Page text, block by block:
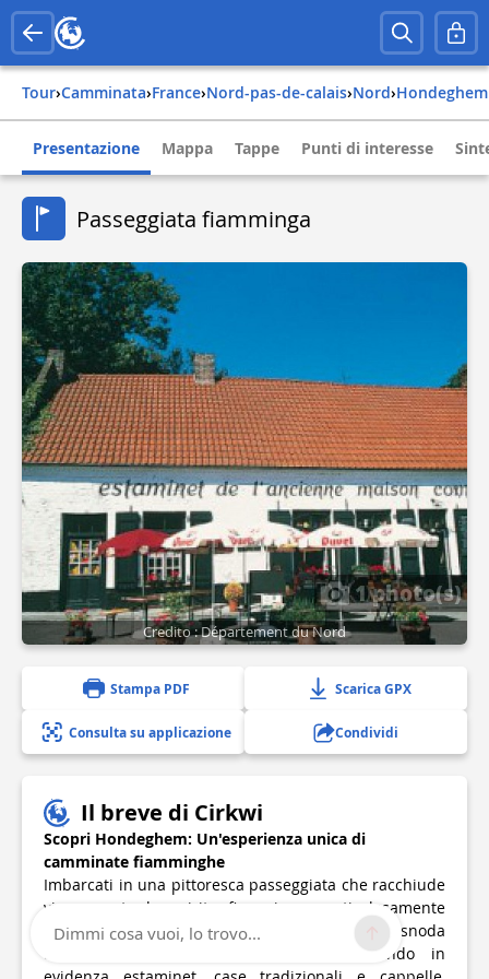
Tour› Camminata› france› nord-pas-de-calais› nord› hondeghem
Presentazione Mappa Tappe Punti di interesse
Passeggiata fiamminga
1 photo(s)
Credito : Département du Nord
Stampa PDF Scarica GPX
Consulta su applicazione Condividi
Il breve di Cirkwi
Scopri Hondeghem: Un'esperienza unica di
camminate fiamminghe
Imbarcati in una pittoresca passeggiata che racchiude
vivacemente lo spirito fiammingo, meticolosamente
curata da Nord Tourisme. Questo percorso si snoda
attraverso l'essenza delle Fiandre, mettendo in
Dimmi cosa vuoi, lo trovo...